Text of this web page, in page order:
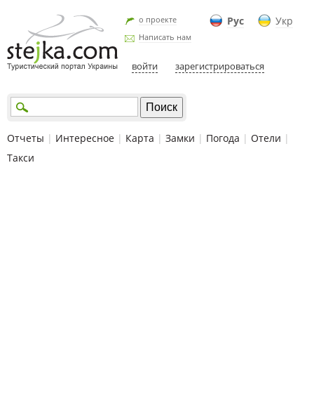
Рус Укр
о проекте
Написать нам
войти зарегистрироваться
Отчеты | Интересное | Карта | Замки | Погода | Отели |
Такси